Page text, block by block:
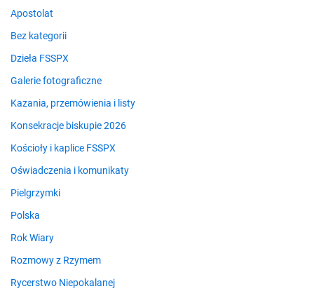
Apostolat
Bez kategorii
Dzieła FSSPX
Galerie fotograficzne
Kazania, przemówienia i listy
Konsekracje biskupie 2026
Kościoły i kaplice FSSPX
Oświadczenia i komunikaty
Pielgrzymki
Polska
Rok Wiary
Rozmowy z Rzymem
Rycerstwo Niepokalanej